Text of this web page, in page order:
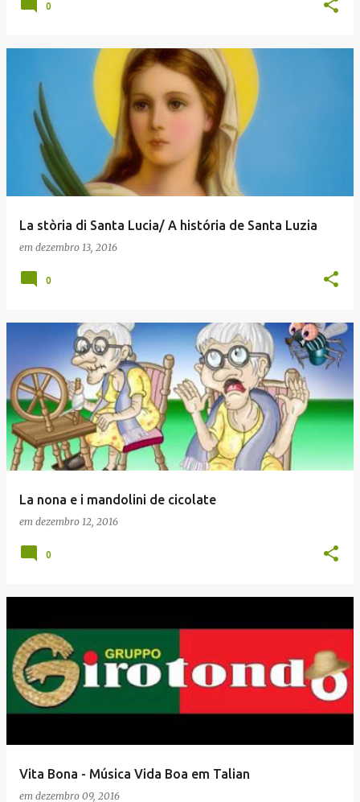
0
La stòria di Santa Lucia/ A história de Santa Luzia
em dezembro 13, 2016
0
La nona e i mandolini de cicolate
em dezembro 12, 2016
0
Vita Bona - Música Vida Boa em Talian
em dezembro 09, 2016